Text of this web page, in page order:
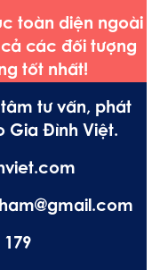
toàn diện ngoài
các đối tượng
tốt nhất!
tư vấn, phát
Gia Đình Việt.
179